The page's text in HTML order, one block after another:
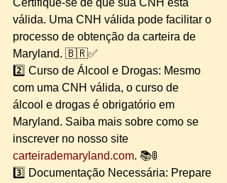
Certifique-se de que sua CNH está
válida. Uma CNH válida pode facilitar o
processo de obtenção da carteira de
Maryland. 🇧🇷✅
2️⃣ Curso de Álcool e Drogas: Mesmo
com uma CNH válida, o curso de
álcool e drogas é obrigatório em
Maryland. Saiba mais sobre como se
inscrever no nosso site
carteirademaryland.com. 📚🚦
3️⃣ Documentação Necessária: Prepare